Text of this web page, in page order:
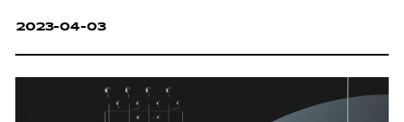
2023-04-03